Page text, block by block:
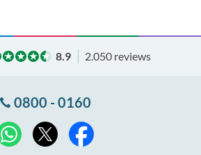
8.9 2.050 reviews
0800 - 0160